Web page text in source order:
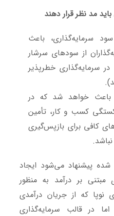
مد نظر قرار دهند
سرمایه‌گذاری، باعث
از سودهای سرشار
در سرمایه‌گذاری خطرپذیر
باعث خواهد شد که در
کسب و کار، تأمین
کافی برای بازپس‌گیری
شده پیشنهاد می‌شود ایجاد
بر درآمد به منظور
که از جریان درآمدی
اما در قالب سرمایه‌گذاری